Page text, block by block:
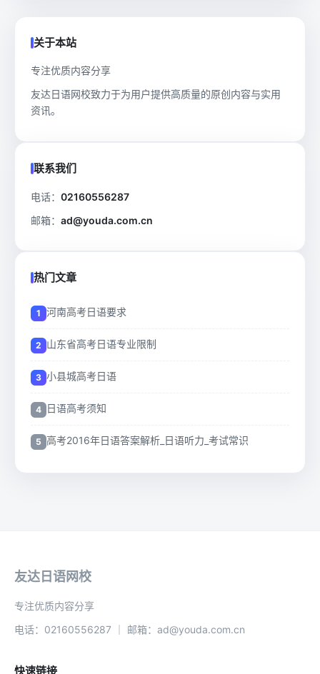
关于本站
专注优质内容分享
友达日语网校致力于为用户提供高质量的原创内容与实用
资讯。
联系我们
电话： 02160556287
邮箱： ad@youda.com.cn
热门文章
河南高考日语要求
山东省高考日语专业限制
小县城高考日语
日语高考须知
高考2016年日语答案解析_日语听力_考试常识
友达日语网校
专注优质内容分享
电话：02160556287 ｜ 邮箱：ad@youda.com.cn
快速链接